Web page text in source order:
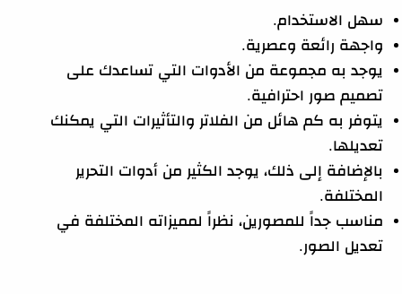
سهل الاستخدام.
واجهة رائعة وعصرية.
يوجد به مجموعة من الأدوات التي تساعدك على
تصميم صور احترافية.
يتوفر به كم هائل من الفلاتر والتأثيرات التي يمكنك
تعديلها.
بالإضافة إلى ذلك، يوجد الكثير من أدوات التحرير
المختلفة.
مناسب جداً للمصورين، نظراً لمميزاته المختلفة في
تعديل الصور.